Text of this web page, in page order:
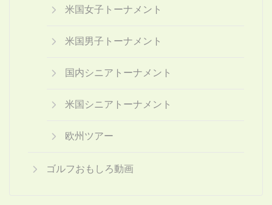
米国女子トーナメント
米国男子トーナメント
国内シニアトーナメント
米国シニアトーナメント
欧州ツアー
ゴルフおもしろ動画